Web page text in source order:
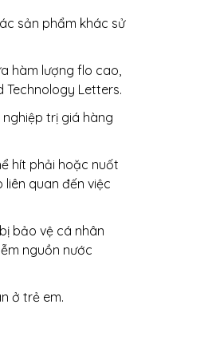
sản phẩm khác sử
hàm lượng flo cao,
Technology Letters.
trị giá hàng
hít phải hoặc nuốt
quan đến việc
bảo vệ cá nhân
nguồn nước
ở trẻ em.